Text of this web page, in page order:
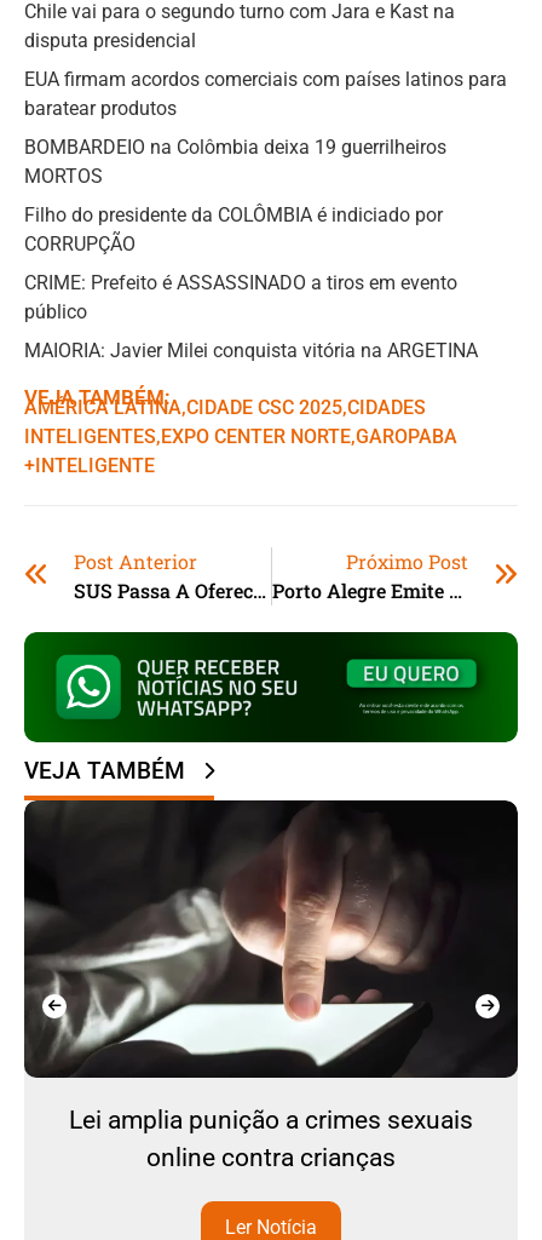
Chile vai para o segundo turno com Jara e Kast na
disputa presidencial
EUA firmam acordos comerciais com países latinos para
baratear produtos
BOMBARDEIO na Colômbia deixa 19 guerrilheiros
MORTOS
Filho do presidente da COLÔMBIA é indiciado por
CORRUPÇÃO
CRIME: Prefeito é ASSASSINADO a tiros em evento
público
MAIORIA: Javier Milei conquista vitória na ARGETINA
VEJA TAMBÉM:
AMÉRICA LATINA,ㅤCIDADE CSC 2025,ㅤCIDADES
INTELIGENTES,ㅤEXPO CENTER NORTE,ㅤGAROPABA
+INTELIGENTE
Post Anterior
SUS Passa A Oferecer Cirurgia De Câncer De Próstata Por Robô, Anuncia Ministério Da Saúde
Próximo Post
Porto Alegre Emite Alerta Para Temporais Com Ventos Acima De 80 Km/h A Partir De Domingo
VEJA TAMBÉM
Lei amplia punição a crimes sexuais
online contra crianças
Ler Notícia